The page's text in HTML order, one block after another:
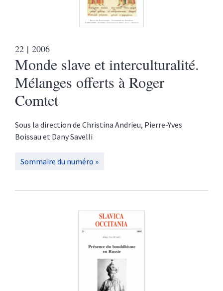
22 | 2006
Monde slave et interculturalité.
Mélanges offerts à Roger
Comtet
Sous la direction de Christina Andrieu, Pierre-Yves
Boissau et DanySavelli
Sommaire du numéro